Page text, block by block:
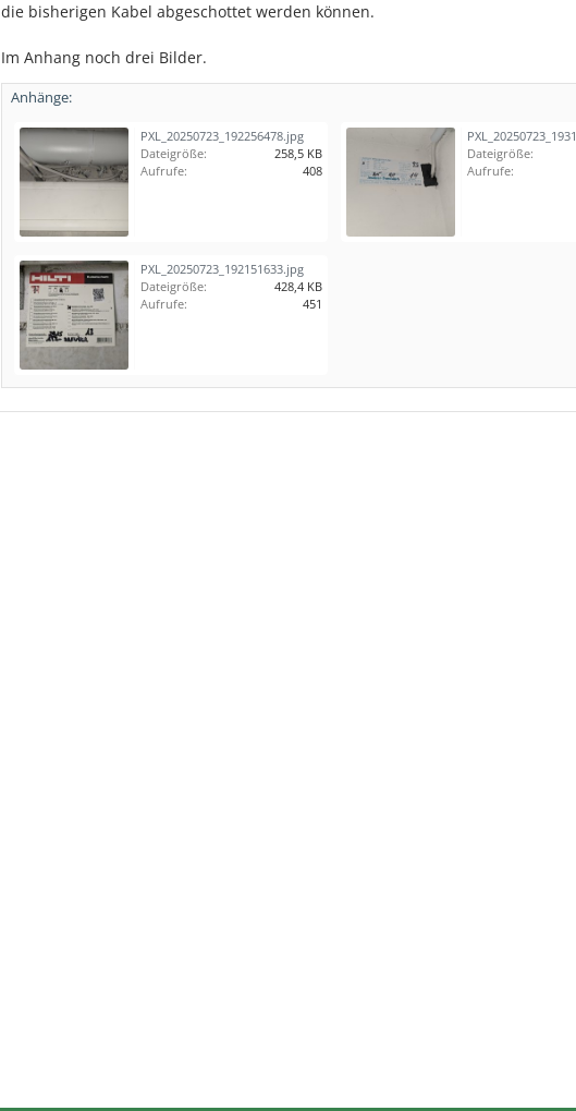
die bisherigen Kabel abgeschottet werden können.
Im Anhang noch drei Bilder.
Anhänge:
PXL_20250723_192256478.jpg
Dateigröße:
258,5 KB
Aufrufe:
408
Dateigröße:
Aufrufe:
PXL_20250723_192151633.jpg
Dateigröße:
428,4 KB
Aufrufe:
451